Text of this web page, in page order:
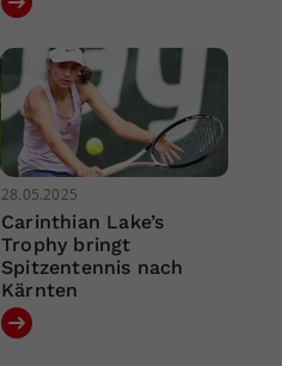
28.05.2025
Carinthian Lake’s
Trophy bringt
Spitzentennis nach
Kärnten